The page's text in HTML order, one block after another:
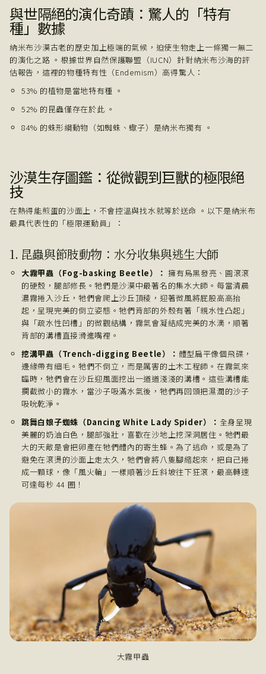
與世隔絕的演化奇蹟：驚人的「特有
種」數據
納米布沙漠古老的歷史加上極端的氣候，迫使生物走上一條獨一無二
的演化之路 。根據世界自然保護聯盟（IUCN）針對納米布沙海的評
估報告，這裡的物種特有性（Endemism）高得驚人：
53% 的植物是當地特有種 。
52% 的昆蟲僅存在於此 。
84% 的蛛形綱動物（如蜘蛛、蠍子）是納米布獨有 。
沙漠生存圖鑑：從微觀到巨獸的極限絕
技
在熱得能煎蛋的沙面上，不會控溫與找水就等於送命 。以下是納米布
最具代表性的「極限運動員」：
1. 昆蟲與節肢動物：水分收集與逃生大師
大霧甲蟲（Fog-basking Beetle）： 擁有烏黑發亮、圓滾滾
的硬殼，腿部修長。牠們是沙漠中最著名的集水大師。每當清晨
濃霧捲入沙丘，牠們會爬上沙丘頂稜，迎著微風將屁股高高抬
起，呈現完美的倒立姿態。牠們背部的外殼有著「親水性凸起」
與「疏水性凹槽」的微觀結構，霧氣會凝結成完美的水滴，順著
背部的溝槽直接滑進嘴裡。
挖溝甲蟲（Trench-digging Beetle）： 體型扁平像個飛碟，
邊緣帶有細毛。牠們不倒立，而是厲害的土木工程師。在霧氣來
臨時，牠們會在沙丘迎風面挖出一道道淺淺的溝槽。這些溝槽能
攔截微小的霧水，當沙子吸滿水氣後，牠們再回頭把濕潤的沙子
吸吮乾淨。
跳舞白娘子蜘蛛（Dancing White Lady Spider）： 全身呈現
美麗的奶油白色，腿部強壯，喜歡在沙地上挖深洞居住。牠們最
大的天敵是會把卵產在牠們體內的寄生蜂。為了逃命，或是為了
避免在滾燙的沙面上走太久，牠們會將八隻腳縮起來，把自己捲
成一顆球，像「風火輪」一樣順著沙丘斜坡往下狂滾，最高轉速
可達每秒 44 圈！
大霧甲蟲